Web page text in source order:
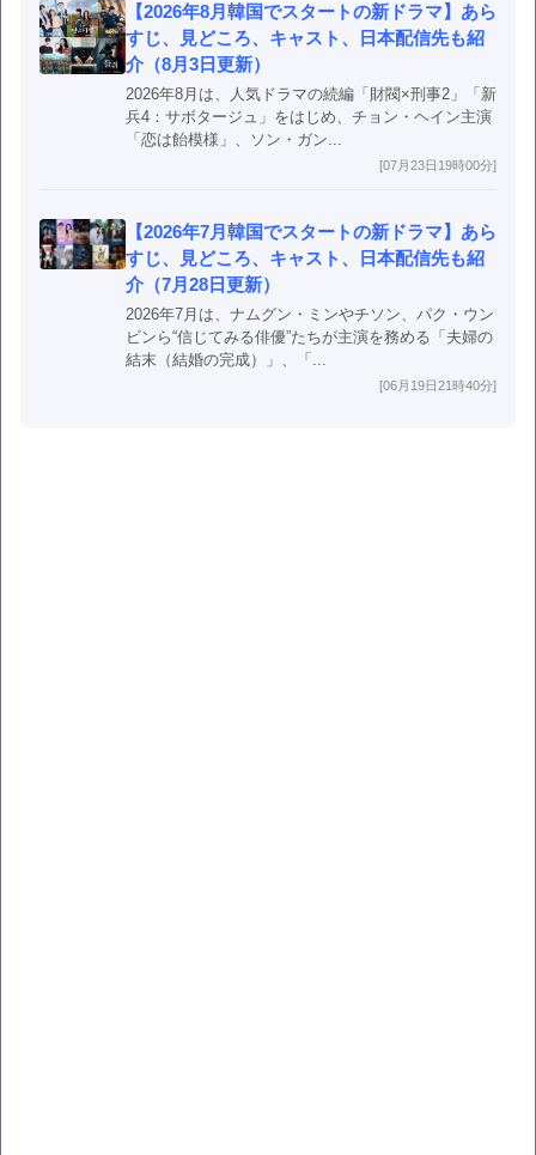
【2026年8月韓国でスタートの新ドラマ】あら
すじ、見どころ、キャスト、日本配信先も紹
介（8月3日更新）
2026年8月は、人気ドラマの続編「財閥×刑事2」「新
兵4：サボタージュ」をはじめ、チョン・ヘイン主演
「恋は飴模様」、ソン・ガン...
[07月23日19時00分]
【2026年7月韓国でスタートの新ドラマ】あら
すじ、見どころ、キャスト、日本配信先も紹
介（7月28日更新）
2026年7月は、ナムグン・ミンやチソン、パク・ウン
ビンら“信じてみる俳優”たちが主演を務める「夫婦の
結末（結婚の完成）」、「...
[06月19日21時40分]